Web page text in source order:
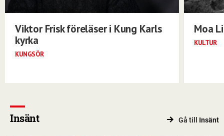
Viktor Frisk föreläser i Kung Karls
kyrka
KUNGSÖR
Moa
KULTUR
Insänt Gå till Insänt